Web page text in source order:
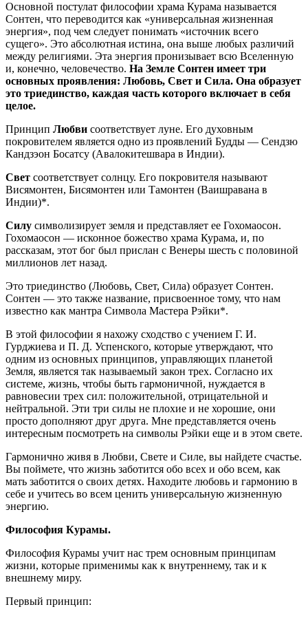
Основной постулат философии храма Курама называется
Сонтен, что переводится как «универсальная жизненная
энергия», под чем следует понимать «источник всего
сущего». Это абсолютная истина, она выше любых различий
между религиями. Эта энергия пронизывает всю Вселенную
и, конечно, человечество. На Земле Сонтен имеет три
основных проявления: Любовь, Свет и Сила. Она образует
это триединство, каждая часть которого включает в себя
целое.
Принцип Любви соответствует луне. Его духовным
покровителем является одно из проявлений Будды — Сендзю
Кандзэон Босатсу (Авалокитешвара в Индии).
Свет соответствует солнцу. Его покровителя называют
Висямонтен, Бисямонтен или Тамонтен (Ваишравана в
Индии)*.
Силу символизирует земля и представляет ее Гохомаосон.
Гохомаосон — исконное божество храма Курама, и, по
рассказам, этот бог был прислан с Венеры шесть с половиной
миллионов лет назад.
Это триединство (Любовь, Свет, Сила) образует Сонтен.
Сонтен — это также название, присвоенное тому, что нам
известно как мантра Символа Мастера Рэйки*.
В этой философии я нахожу сходство с учением Г. И.
Гурджиева и П. Д. Успенского, которые утверждают, что
одним из основных принципов, управляющих планетой
Земля, является так называемый закон трех. Согласно их
системе, жизнь, чтобы быть гармоничной, нуждается в
равновесии трех сил: положительной, отрицательной и
нейтральной. Эти три силы не плохие и не хорошие, они
просто дополняют друг друга. Мне представляется очень
интересным посмотреть на символы Рэйки еще и в этом свете.
Гармонично живя в Любви, Свете и Силе, вы найдете счастье.
Вы поймете, что жизнь заботится обо всех и обо всем, как
мать заботится о своих детях. Находите любовь и гармонию в
себе и учитесь во всем ценить универсальную жизненную
энергию.
Философия Курамы.
Философия Курамы учит нас трем основным принципам
жизни, которые применимы как к внутреннему, так и к
внешнему миру.
Первый принцип: